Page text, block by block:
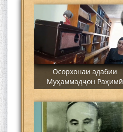
Осорхонаи адабии
Муҳаммадҷон Раҳимӣ